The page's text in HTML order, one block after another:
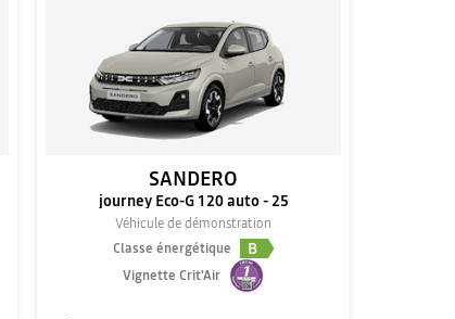
SANDERO
journey Eco-G 120 auto - 25
Véhicule de démonstration
Classe énergétique
B
Vignette Crit'Air